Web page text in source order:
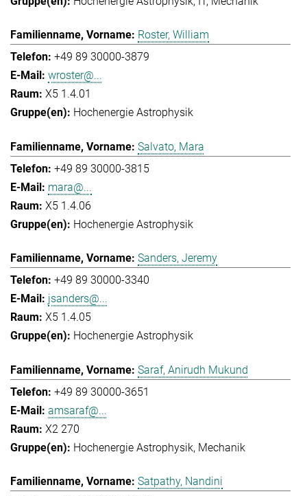
Roster, William
+49 89 30000-3879
wroster@...
X5 1.4.01
Hochenergie Astrophysik
Salvato, Mara
+49 89 30000-3815
mara@...
X5 1.4.06
Hochenergie Astrophysik
Sanders, Jeremy
+49 89 30000-3340
jsanders@...
X5 1.4.05
Hochenergie Astrophysik
Saraf, Anirudh Mukund
+49 89 30000-3651
amsaraf@...
X2 270
Hochenergie Astrophysik Mechanik
Satpathy, Nandini